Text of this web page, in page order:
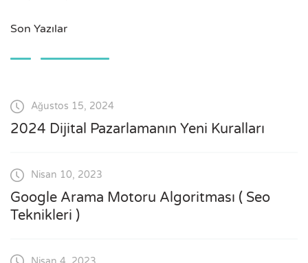
Son Yazılar
Ağustos 15, 2024
2024 Dijital Pazarlamanın Yeni Kuralları
Nisan 10, 2023
Google Arama Motoru Algoritması ( Seo
Teknikleri )